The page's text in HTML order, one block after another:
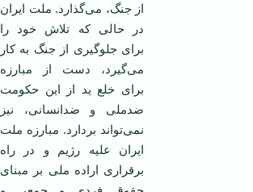
از جنگ، می‌گذارد. ملت ایران
در حالی که تلاش خود را
برای جلوگیری از جنگ به کار
می‌گیرد، دست از مبارزه
برای خلع ید از این حکومت
ضدملی و ضدانسانی، نیز
نمی‌تواند بردارد. مبارزه ملت
ایران علیه رژیم و در راه
برقراری اراده ملی بر مبنای